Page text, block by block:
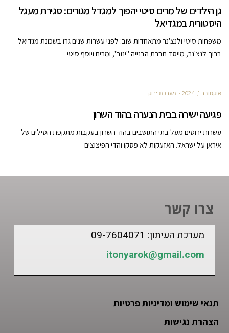
גן הילדים של מרים סיטי יהפוך למגדל מגורים: סגירת מעגל
היסטורית במגדיאל
משפחות סיטי ולנצ'נר מתאחדות שוב: לפני עשרות שנים גרו בשכונת מגדיאל
ברוך לנצ'נר, מייסד חברת הבנייה "ינוב", ומרים ויוסף סיטי
אוקטובר 1, 2024 מערכת ירוק
פגיעה ישירה בבית הנערה בהוד השרון
עשרות ירוטים מעל בתי התושבים בהוד השרון בעקבות מתקפת הטילים של
איראן על ישראל. האזעקות לא פסקו והדי הפיצוצים
צרו קשר
מערכת העיתון: 09-7604071
itonyarok@gmail.com
תנאי שימוש ומדיניות פרטיות
הצהרת נגישות